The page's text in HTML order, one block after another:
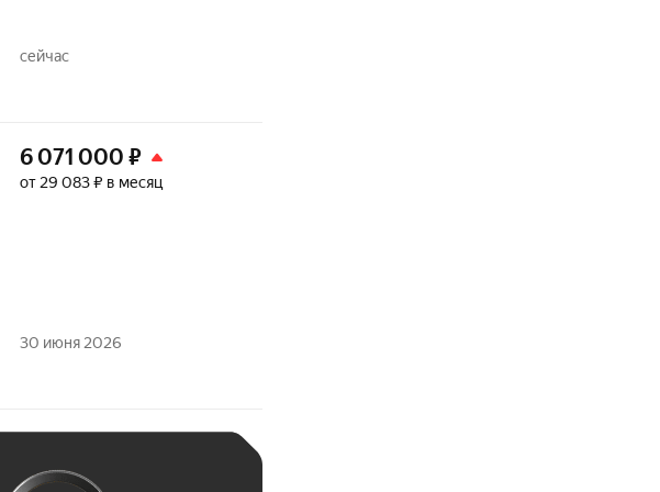
сейчас
6 071 000 ₽
от 29 083 ₽ в месяц
30 июня 2026